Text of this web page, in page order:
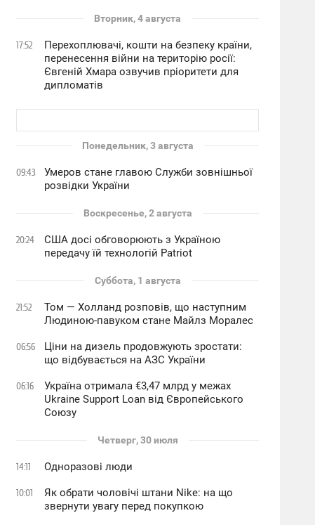
Вторник, 4 августа
17:52
Перехоплювачі, кошти на безпеку країни,
перенесення війни на територію росії:
Євгеній Хмара озвучив пріоритети для
дипломатів
Понедельник, 3 августа
09:43
Умеров стане главою Служби зовнішньої
розвідки України
Воскресенье, 2 августа
20:24
США досі обговорюють з Україною
передачу їй технологій Patriot
Суббота, 1 августа
21:52
Том — Холланд розповів, що наступним
Людиною-павуком стане Майлз Моралес
06:56
Ціни на дизель продовжують зростати:
що відбувається на АЗС України
06:16
Україна отримала €3,47 млрд у межах
Ukraine Support Loan від Європейського
Союзу
Четверг, 30 июля
14:11 Одноразові люди
10:01
Як обрати чоловічі штани Nike: на що
звернути увагу перед покупкою